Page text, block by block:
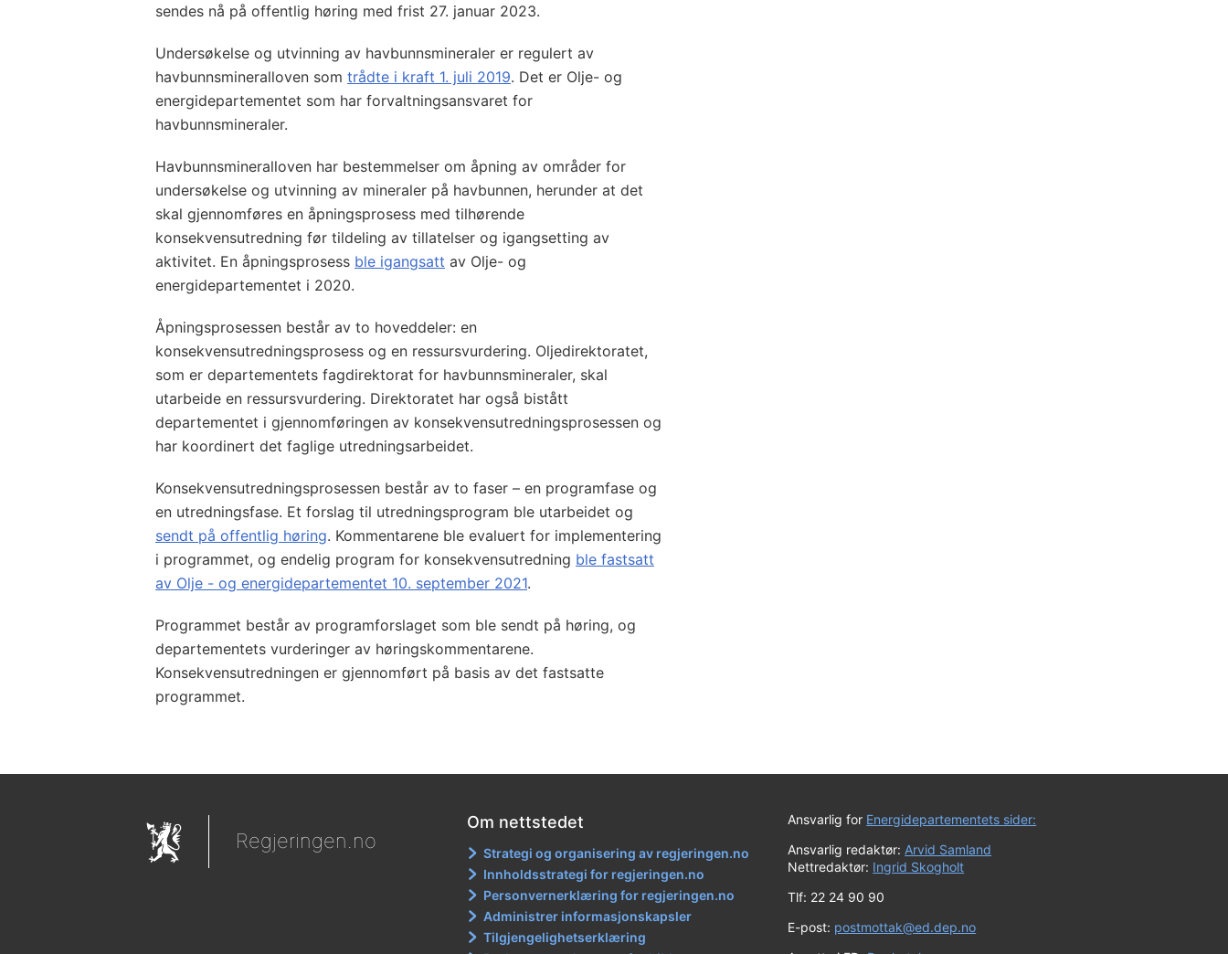
sendes nå på offentlig høring med frist 27. januar 2023.
Undersøkelse og utvinning av havbunnsmineraler er regulert av
havbunnsmineralloven som trådte i kraft 1. juli 2019. Det er Olje- og
energidepartementet som har forvaltningsansvaret for
havbunnsmineraler.
Havbunnsmineralloven har bestemmelser om åpning av områder for
undersøkelse og utvinning av mineraler på havbunnen, herunder at det
skal gjennomføres en åpningsprosess med tilhørende
konsekvensutredning før tildeling av tillatelser og igangsetting av
aktivitet. En åpningsprosess ble igangsatt av Olje- og
energidepartementet i 2020.
Åpningsprosessen består av to hoveddeler: en
konsekvensutredningsprosess og en ressursvurdering. Oljedirektoratet,
som er departementets fagdirektorat for havbunnsmineraler, skal
utarbeide en ressursvurdering. Direktoratet har også bistått
departementet i gjennomføringen av konsekvensutredningsprosessen og
har koordinert det faglige utredningsarbeidet.
Konsekvensutredningsprosessen består av to faser – en programfase og
en utredningsfase. Et forslag til utredningsprogram ble utarbeidet og
sendt på offentlig høring. Kommentarene ble evaluert for implementering
i programmet, og endelig program for konsekvensutredning ble fastsatt
av Olje - og energidepartementet 10. september 2021.
Programmet består av programforslaget som ble sendt på høring, og
departementets vurderinger av høringskommentarene.
Konsekvensutredningen er gjennomført på basis av det fastsatte
programmet.
Regjeringen.no
Om nettstedet
Strategi og organisering av regjeringen.no
Innholdsstrategi for regjeringen.no
Personvernerklæring for regjeringen.no
Administrer informasjonskapsler
Tilgjengelighetserklæring
Ansvarlig for Energidepartementets sider:
Ansvarlig redaktør: Arvid Samland
Nettredaktør: Ingrid Skogholt
Tlf: 22 24 90 90
E-post: postmottak@ed.dep.no